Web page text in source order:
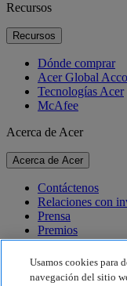
Recursos
Recursos
Dónde comprar
Acer Global
Tecnologías Acer
McAfee
Acerca de Acer
Acerca de Acer
Contáctenos
Relaciones con
Prensa
Premios
Eventos
Sostenibilidad
Usamos cookies para
navegación del sitio